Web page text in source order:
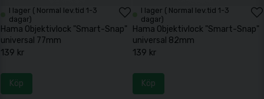
I lager ( Normal lev.tid 1-3
dagar)
Hama Objektivlock "Smart-Snap"
universal 77mm
139 kr
Köp
I lager ( Normal lev.tid 1-3
dagar)
Hama Objektivlock "Smart-Snap"
universal 82mm
139 kr
Köp